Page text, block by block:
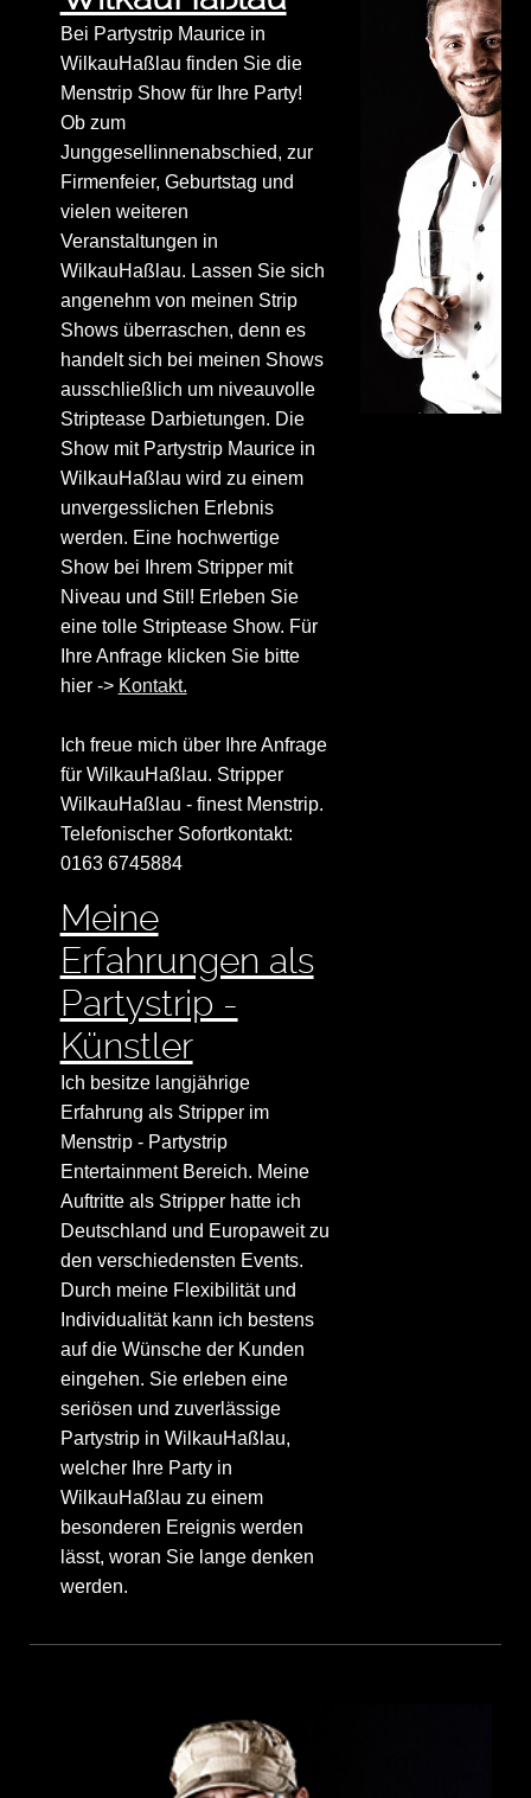
Bei Partystrip Maurice in
WilkauHaßlau finden Sie die
Menstrip Show für Ihre Party!
Ob zum
Junggesellinnenabschied, zur
Firmenfeier, Geburtstag und
vielen weiteren
Veranstaltungen in
WilkauHaßlau. Lassen Sie sich
angenehm von meinen Strip
Shows überraschen, denn es
handelt sich bei meinen Shows
ausschließlich um niveauvolle
Striptease Darbietungen. Die
Show mit Partystrip Maurice in
WilkauHaßlau wird zu einem
unvergesslichen Erlebnis
werden. Eine hochwertige
Show bei Ihrem Stripper mit
Niveau und Stil! Erleben Sie
eine tolle Striptease Show. Für
Ihre Anfrage klicken Sie bitte
hier -> Kontakt.
Ich freue mich über Ihre Anfrage
für WilkauHaßlau. Stripper
WilkauHaßlau - finest Menstrip.
Telefonischer Sofortkontakt:
0163 6745884
Meine
Erfahrungen als
Partystrip -
Künstler
Ich besitze langjährige
Erfahrung als Stripper im
Menstrip - Partystrip
Entertainment Bereich. Meine
Auftritte als Stripper hatte ich
Deutschland und Europaweit zu
den verschiedensten Events.
Durch meine Flexibilität und
Individualität kann ich bestens
auf die Wünsche der Kunden
eingehen. Sie erleben eine
seriösen und zuverlässige
Partystrip in WilkauHaßlau,
welcher Ihre Party in
WilkauHaßlau zu einem
besonderen Ereignis werden
lässt, woran Sie lange denken
werden.